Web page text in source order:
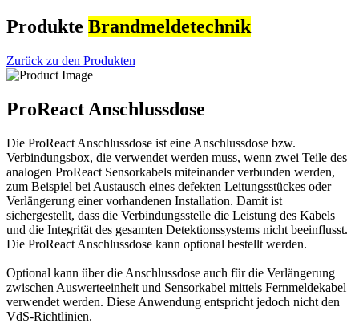
Produkte Brandmeldetechnik
Zurück zu den Produkten
ProReact Anschlussdose
Die ProReact Anschlussdose ist eine Anschlussdose bzw.
Verbindungsbox, die verwendet werden muss, wenn zwei Teile des
analogen ProReact Sensorkabels miteinander verbunden werden,
zum Beispiel bei Austausch eines defekten Leitungsstückes oder
Verlängerung einer vorhandenen Installation. Damit ist
sichergestellt, dass die Verbindungsstelle die Leistung des Kabels
und die Integrität des gesamten Detektionssystems nicht beeinflusst.
Die ProReact Anschlussdose kann optional bestellt werden.
Optional kann über die Anschlussdose auch für die Verlängerung
zwischen Auswerteeinheit und Sensorkabel mittels Fernmeldekabel
verwendet werden. Diese Anwendung entspricht jedoch nicht den
VdS-Richtlinien.